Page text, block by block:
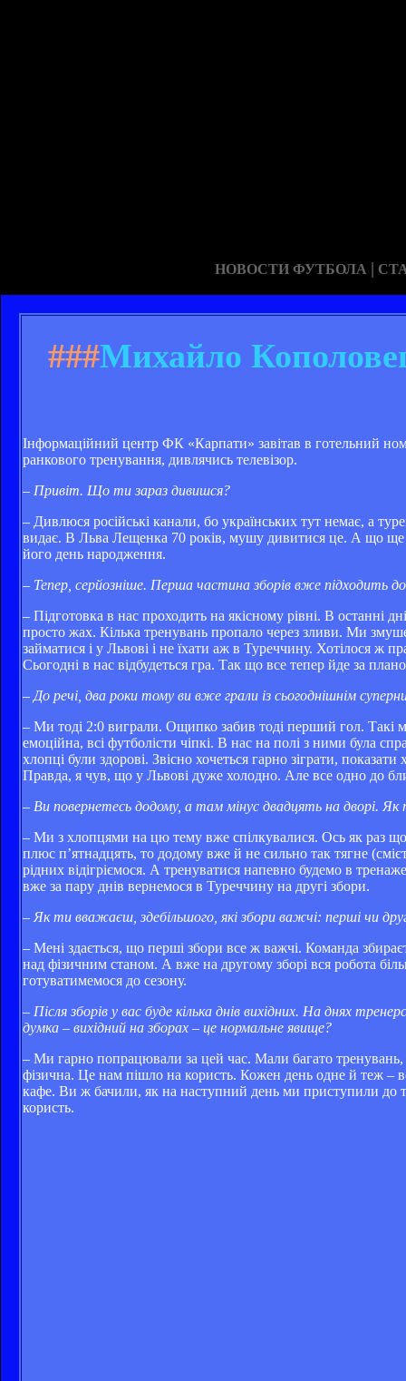
НОВОСТИ ФУТБОЛА |
###Михайло
Інформаційний центр ФК «Карпати» завітав в готельний
ранкового тренування, дивлячись телевізор.
– Привіт. Що ти зараз дивишся?
– Дивлюся російські канали, бо українських тут немає, а
видає. В Льва Лещенка 70 років, мушу дивитися це. А що ще
його день народження.
– Тепер, серйозніше. Перша частина зборів вже підходить
– Підготовка в нас проходить на якісному рівні. В останні
просто жах. Кілька тренувань пропало через зливи. Ми
займатися і у Львові і не їхати аж в Туреччину. Хотілося
Сьогодні в нас відбудеться гра. Так що все тепер йде за
– До речі, два роки тому ви вже грали із сьогоднішнім
– Ми тоді 2:0 виграли. Ощипко забив тоді перший гол. Такі
емоційна, всі футболісти чіпкі. В нас на полі з ними була
хлопці були здорові. Звісно хочеться гарно зіграти,
Правда, я чув, що у Львові дуже холодно. Але все одно до
– Ви повернетесь додому, а там мінус двадцять на дворі. Як
– Ми з хлопцями на цю тему вже спілкувалися. Ось як раз
плюс п’ятнадцять, то додому вже й не сильно так тягне
рідних відігріємося. А тренуватися напевно будемо в
вже за пару днів вернемося в Туреччину на другі збори.
– Як ти вважаєш, здебільшого, які збори важчі: перші чи
– Мені здається, що перші збори все ж важчі. Команда
над фізичним станом. А вже на другому зборі вся робота
готуватимемося до сезону.
– Після зборів у вас буде кілька днів вихідних. На днях
думка – вихідний на зборах – це нормальне явище?
– Ми гарно попрацювали за цей час. Мали багато тренувань,
фізична. Це нам пішло на користь. Кожен день одне й теж –
кафе. Ви ж бачили, як на наступний день ми приступили до
користь.